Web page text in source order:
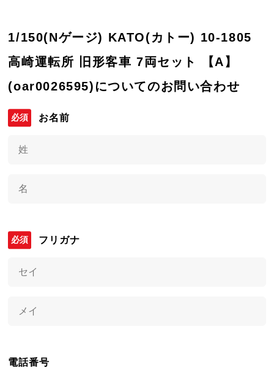
1/150(Nゲージ) KATO(カトー) 10-1805
高崎運転所 旧形客車 7両セット 【A】
(oar0026595)についてのお問い合わせ
お名前
フリガナ
電話番号